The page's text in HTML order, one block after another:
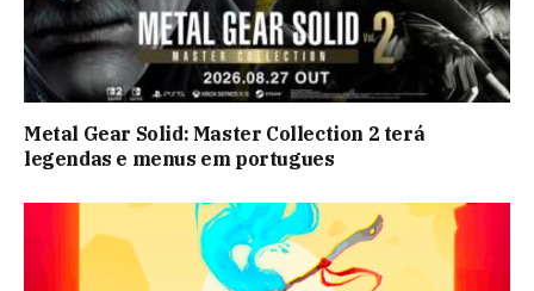
Metal Gear Solid: Master Collection 2 terá
legendas e menus em portugues